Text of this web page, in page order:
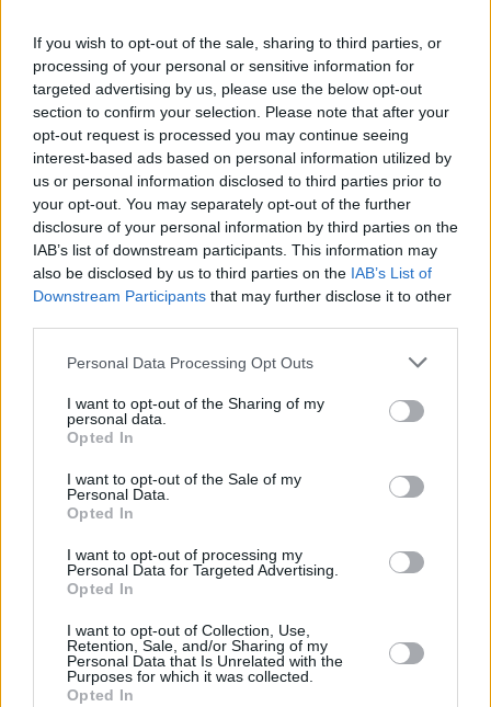
If you wish to opt-out of the sale, sharing to third parties, or
processing of your personal or sensitive information for
targeted advertising by us, please use the below opt-out
section to confirm your selection. Please note that after your
opt-out request is processed you may continue seeing
interest-based ads based on personal information utilized by
us or personal information disclosed to third parties prior to
your opt-out. You may separately opt-out of the further
disclosure of your personal information by third parties on the
IAB’s list of downstream participants. This information may
also be disclosed by us to third parties on the IAB’s List of
Downstream Participants that may further disclose it to other
Personal Data Processing Opt Outs
I want to opt-out of the Sharing of my
personal data.
Opted In
I want to opt-out of the Sale of my
Personal Data.
Opted In
I want to opt-out of processing my
Personal Data for Targeted Advertising.
Opted In
I want to opt-out of Collection, Use,
Retention, Sale, and/or Sharing of my
Personal Data that Is Unrelated with the
Purposes for which it was collected.
Opted In
ΠερισσότερεςΕιδήσεις σήμερα
Αυτοκίνητο: Φαλίρισε πασίγνωστη εταιρεία –
Μαρία Καρυστιανού για τους 57 νεκρούς:
«Γίναμε το όνειρο που δεν προλάβατε να
ζήσετε»
Καιρός: Με καλοκαιρινές θερμοκρασίες η
νέα εβδομάδα – Πού θα βρέξει τις επόμενες
ώρες
TAGS:
ΚΥΡΙΑΚΟΣ ΜΗΤΣΟΤΑΚΗΣ